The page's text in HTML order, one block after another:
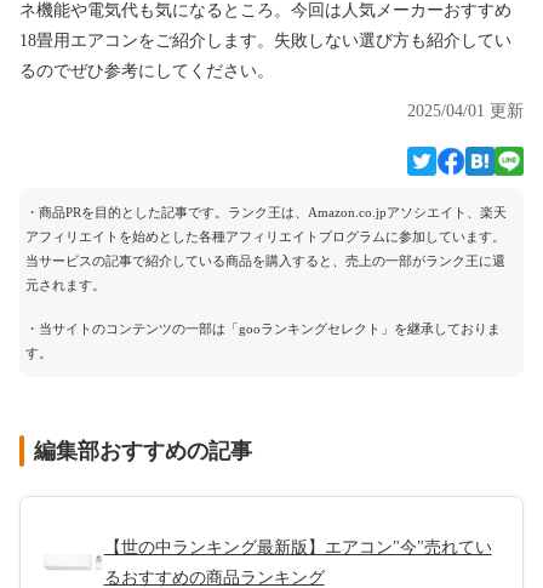
ネ機能や電気代も気になるところ。今回は人気メーカーおすすめ
18畳用エアコンをご紹介します。失敗しない選び方も紹介してい
るのでぜひ参考にしてください。
2025/04/01 更新
・商品PRを目的とした記事です。ランク王は、Amazon.co.jpアソシエイト、楽天
アフィリエイトを始めとした各種アフィリエイトプログラムに参加しています。
当サービスの記事で紹介している商品を購入すると、売上の一部がランク王に還
元されます。
・当サイトのコンテンツの一部は「gooランキングセレクト」を継承しておりま
す。
編集部おすすめの記事
【世の中ランキング最新版】エアコン"今"売れてい
るおすすめの商品ランキング